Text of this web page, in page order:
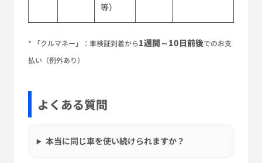
等）
* 「クルマネー」：車検証到着から1週間～10日前後でのお支
払い（例外あり）
よくある質問
本当に同じ車を使い続けられますか？